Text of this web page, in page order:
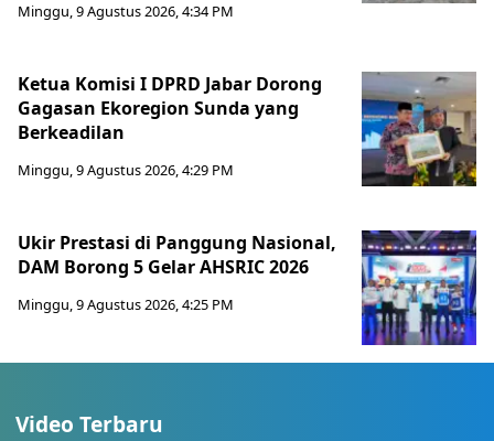
Minggu, 9 Agustus 2026, 4:34 PM
Ketua Komisi I DPRD Jabar Dorong
Gagasan Ekoregion Sunda yang
Berkeadilan
Minggu, 9 Agustus 2026, 4:29 PM
Ukir Prestasi di Panggung Nasional,
DAM Borong 5 Gelar AHSRIC 2026
Minggu, 9 Agustus 2026, 4:25 PM
Video Terbaru